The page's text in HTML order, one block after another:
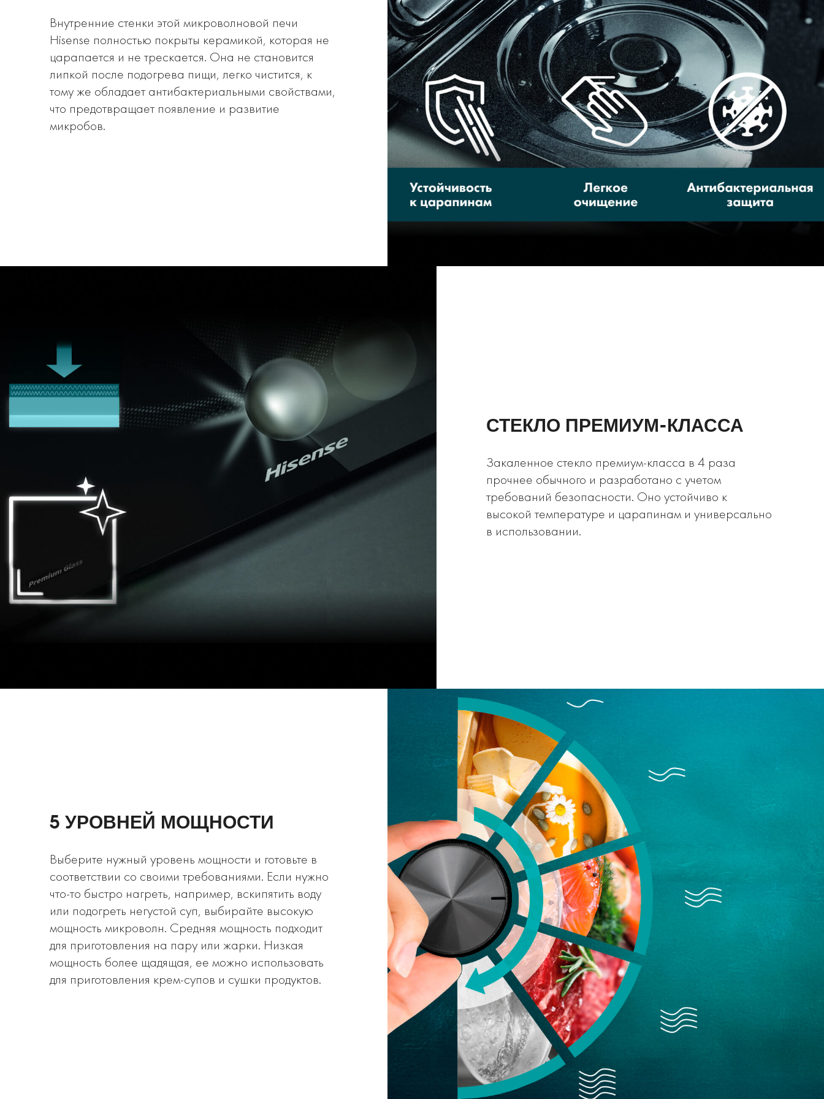
Внутренние стенки этой микроволновой печи
Hisense полностью покрыты керамикой, которая не
царапается и не трескается. Она не становится
липкой после подогрева пищи, легко чистится, к
тому же обладает антибактериальными свойствами,
что предотвращает появление и развитие
микробов.
СТЕКЛО ПРЕМИУМ-КЛАССА
Закаленное стекло премиум-класса в 4 раза
прочнее обычного и разработано с учетом
требований безопасности. Оно устойчиво к
высокой температуре и царапинам и универсально
в использовании.
5 УРОВНЕЙ МОЩНОСТИ
Выберите нужный уровень мощности и готовьте в
соответствии со своими требованиями. Если нужно
что-то быстро нагреть, например, вскипятить воду
или подогреть негустой суп, выбирайте высокую
мощность микроволн. Средняя мощность подходит
для приготовления на пару или жарки. Низкая
мощность более щадящая, ее можно использовать
для приготовления крем-супов и сушки продуктов.